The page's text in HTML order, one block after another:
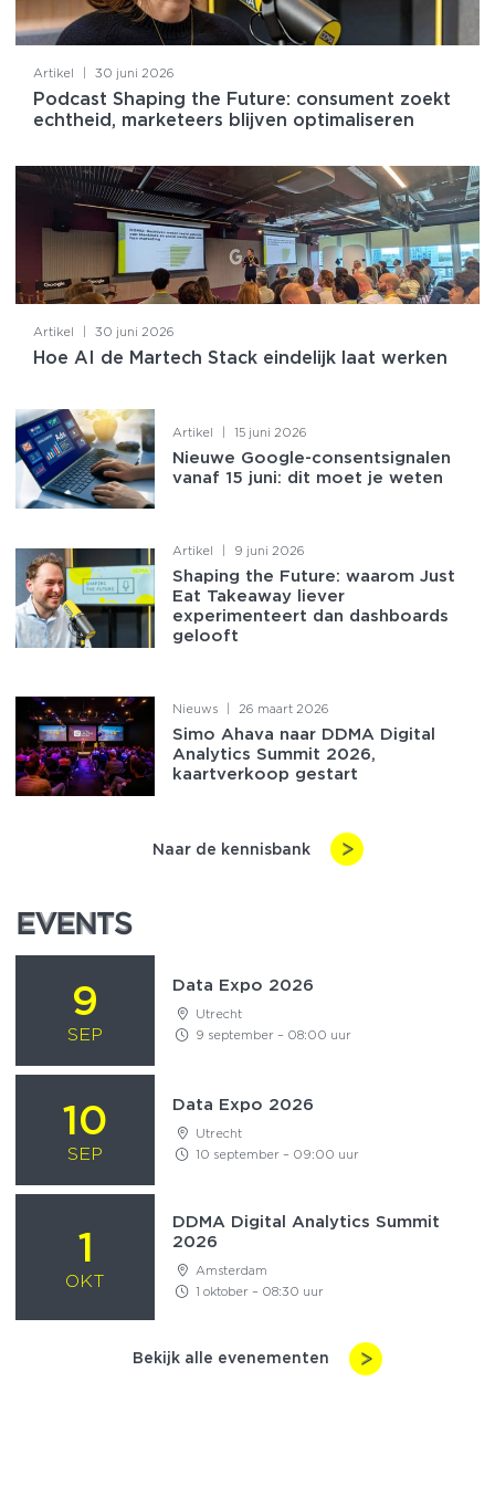
Artikel 30 juni 2026
Podcast Shaping the Future: consument zoekt
echtheid, marketeers blijven optimaliseren
Artikel 30 juni 2026
Hoe AI de Martech Stack eindelijk laat werken
Artikel | 15 juni 2026
Nieuwe Google-consentsignalen
vanaf 15 juni: dit moet je weten
Artikel 9 juni 2026
Shaping the Future: waarom Just
Eat Takeaway liever
experimenteert dan dashboards
gelooft
Nieuws 26 maart 2026
Simo Ahava naar DDMA Digital
Analytics Summit 2026,
kaartverkoop gestart
Naar de kennisbank
EVENTS
EVENTS
9
SEP
Data Expo 2026
Utrecht
9 september – 08:00 uur
10
SEP
Data Expo 2026
Utrecht
10 september – 09:00 uur
1
OKT
DDMA Digital Analytics Summit
2026
Amsterdam
1 oktober – 08:30 uur
Bekijk alle evenementen